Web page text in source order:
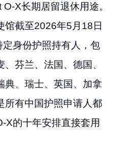
X长期居留退休用途。
馆截至2026年5月18日
身份护照持有人，包
芬兰、法国、德国、
、 瑞士、英国、加拿
所有中国护照申请人都
X的十年安排直接套用